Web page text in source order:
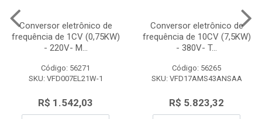
Conversor eletrônico de
frequência de 1CV (0,75KW)
- 220V- M...
Código: 56271
SKU: VFD007EL21W-1
R$ 1.542,03
Conversor eletrônico de
frequência de 10CV (7,5KW)
- 380V- T...
Código: 56265
SKU: VFD17AMS43ANSAA
R$ 5.823,32